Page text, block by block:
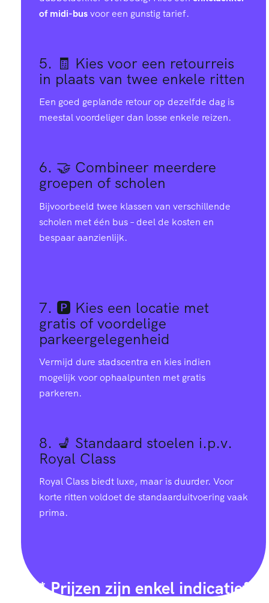
of midi-busvoor een gunstig tarief.
5. 🧾 Kies voor een retourreis
in plaats van twee enkele ritten
Een goed geplande retour op dezelfde dag is
meestal voordeliger dan losse enkele reizen.
6. 🤝 Combineer meerdere
groepen of scholen
Bijvoorbeeld twee klassen van verschillende
scholen met één bus – deel de kosten en
bespaar aanzienlijk.
7. 🅿️ Kies een locatie met
gratis of voordelige
parkeergelegenheid
Vermijd dure stadscentra en kies indien
mogelijk voor ophaalpunten met gratis
parkeren.
8. 💺 Standaard stoelen i.p.v.
Royal Class
Royal Class biedt luxe, maar is duurder. Voor
korte ritten voldoet de standaarduitvoering vaak
prima.
* Prijzen zijn enkel indicatief
1
3
4
5
7
8
9
2
3
5
7
9
3
2
1
0
9
8
7
5
4
3
1
0
7
4
2
9
6
3
1
5
2
0
4
1
7
5
3
1
9
7
4
0
8
6
2
0
3
6
8
1
4
7
9
5
0
6
9
3
7
1
4
8
2
9
6
3
7
2
5
7
2
4
7
9
2
4
9
3
9
5
7
4
2
8
4
0
6
2
4
8
9
9
1
1
3
4
5
6
6
7
8
0
2